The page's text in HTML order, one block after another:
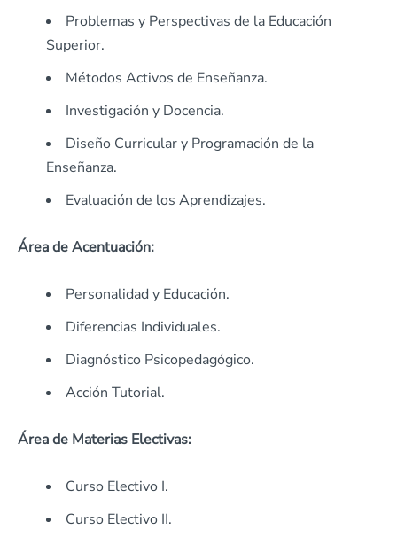
Problemas y Perspectivas de la Educación
Superior.
Métodos Activos de Enseñanza.
Investigación y Docencia.
Diseño Curricular y Programación de la
Enseñanza.
Evaluación de los Aprendizajes.
Área de Acentuación:
Personalidad y Educación.
Diferencias Individuales.
Diagnóstico Psicopedagógico.
Acción Tutorial.
Área de Materias Electivas:
Curso Electivo I.
Curso Electivo II.